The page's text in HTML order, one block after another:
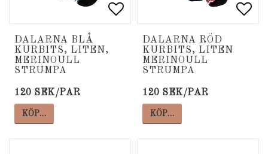
Lägg till i
Lägg till i
DALARNA BLÅ
KURBITS, LITEN,
MERINOULL
STRUMPA
120 SEK/PAR
KÖP…
DALARNA RÖD
KURBITS, LITEN
MERINOULL
STRUMPA
120 SEK/PAR
KÖP…